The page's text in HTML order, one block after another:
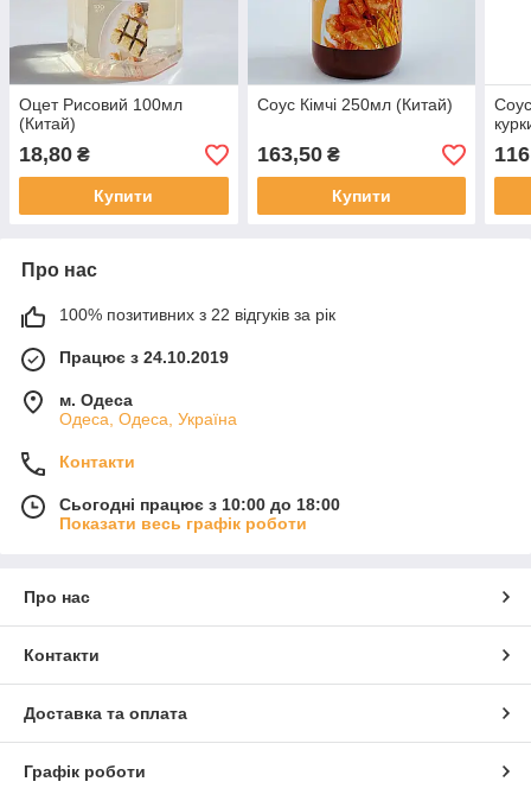
Оцет Рисовий 100мл
(Китай)
18,80 ₴
Купити
Соус Кімчі 250мл (Китай)
163,50₴
Купити
Про нас
100% позитивних з 22 відгуків за рік
Працює з 24.10.2019
м. Одеса
Одеса, Одеса, Україна
Контакти
Сьогодні працює з 10:00 до 18:00
Показати весь графік роботи
Про нас
Контакти
Доставка та оплата
Графік роботи